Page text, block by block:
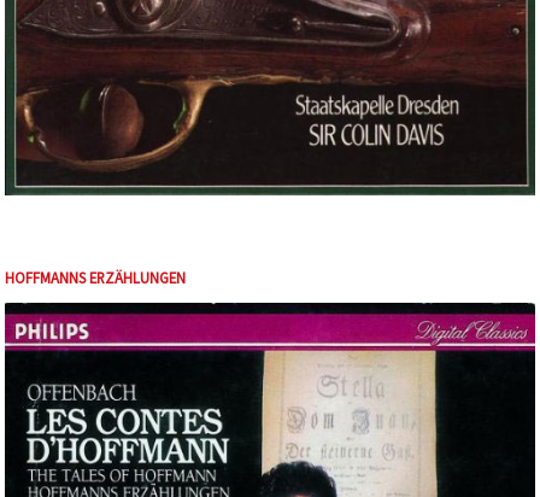
HOFFMANNS ERZÄHLUNGEN